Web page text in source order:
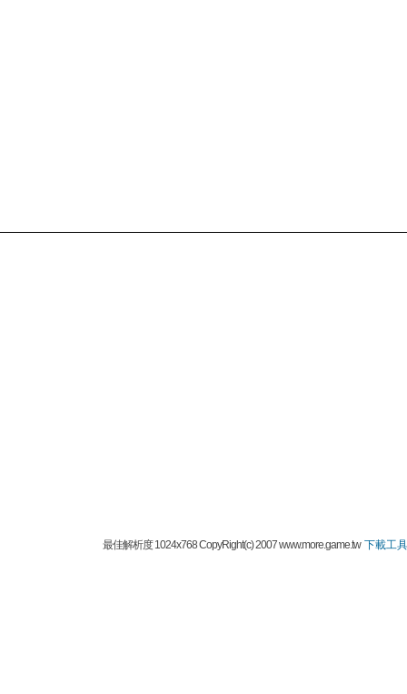
最佳解析度 1024x768 CopyRight(c) 2007 www.more.game.tw下載工